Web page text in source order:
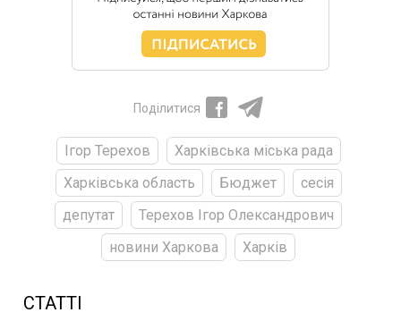
Поділитися
Ігор Терехов
Харківська міська рада
Харківська область
Бюджет
сесія
депутат
Терехов Ігор Олександрович
новини Харкова
Харків
СТАТТІ